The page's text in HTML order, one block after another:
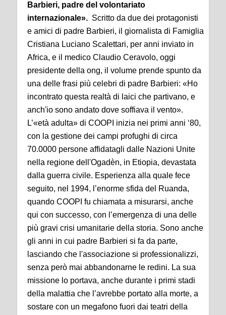
Barbieri, padre del volontariato
internazionale». Scritto da due dei protagonisti
e amici di padre Barbieri, il giornalista di Famiglia
Cristiana Luciano Scalettari, per anni inviato in
Africa, e il medico Claudio Ceravolo, oggi
presidente della ong, il volume prende spunto da
una delle frasi più celebri di padre Barbieri: «Ho
incontrato questa realtà di laici che partivano, e
anch'io sono andato dove soffiava il vento».
L’«età adulta» di COOPI inizia nei primi anni ‘80,
con la gestione dei campi profughi di circa
70.0000 persone affidatagli dalle Nazioni Unite
nella regione dell'Ogadèn, in Etiopia, devastata
dalla guerra civile. Esperienza alla quale fece
seguito, nel 1994, l’enorme sfida del Ruanda,
quando COOPI fu chiamata a misurarsi, anche
qui con successo, con l’emergenza di una delle
più gravi crisi umanitarie della storia. Sono anche
gli anni in cui padre Barbieri si fa da parte,
lasciando che l'associazione si professionalizzi,
senza però mai abbandonarne le redini. La sua
missione lo portava, anche durante i primi stadi
della malattia che l’avrebbe portato alla morte, a
sostare con un megafono fuori dai teatri della